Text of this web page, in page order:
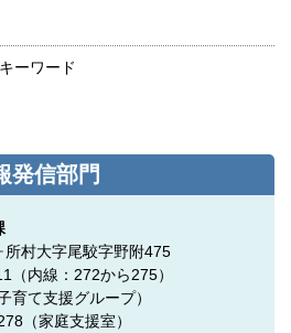
ーワード
発信部門
村大字尾駮字野附475
（内線：272から275）
子育て支援グループ）
庭支援室）